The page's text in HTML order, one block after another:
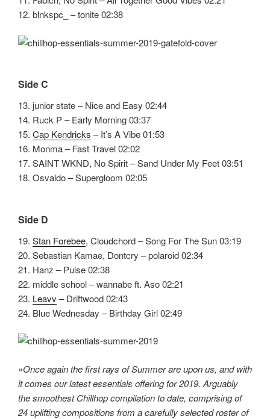
12. blnkspc_ – tonite 02:38
Side C
13. junior state – Nice and Easy 02:44
14. Ruck P – Early Morning 03:37
15. Cap Kendricks – It’s A Vibe 01:53
16. Monma – Fast Travel 02:02
17. SAINT WKND, No Spirit – Sand Under My Feet 03:51
18. Osvaldo – Supergloom 02:05
Side D
19. Stan Forebee, Cloudchord – Song For The Sun 03:19
20. Sebastian Kamae, Dontcry – polaroid 02:34
21. Hanz – Pulse 02:38
22. middle school – wannabe ft. Aso 02:21
23. Leavv – Driftwood 02:43
24. Blue Wednesday – Birthday Girl 02:49
»Once again the first rays of Summer are upon us, and with
it comes our latest essentials offering for 2019. Arguably
the smoothest Chillhop compilation to date, comprising of
24 uplifting compositions from a carefully selected roster of